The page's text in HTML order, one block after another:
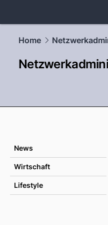
Home
News
Wirtschaft
Lifestyle